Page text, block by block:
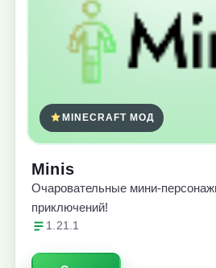
MINECRAFT МОД
Minis
Очаровательные мини-
приключений!
1.21.1